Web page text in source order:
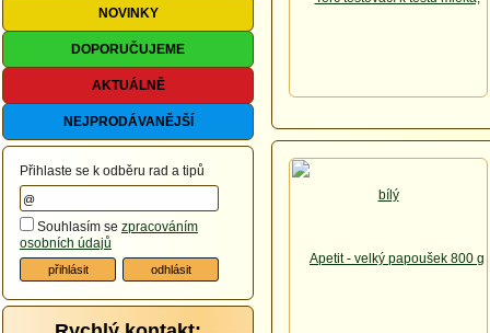
NOVINKY
DOPORUČUJEME
AKTUÁLNĚ
NEJPRODÁVANĚJŠÍ
Přihlaste se k odběru rad a tipů
Souhlasím se zpracováním
osobních údajů